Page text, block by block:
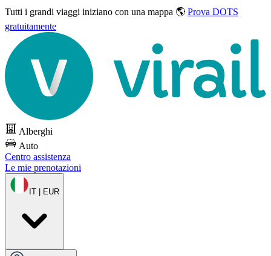
Tutti i grandi viaggi iniziano con una mappa 🌎 Prova DOTS
gratuitamente
Alberghi
Auto
Centro assistenza
Le mie prenotazioni
IT | EUR